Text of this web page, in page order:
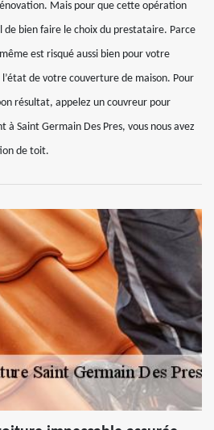
Mais pour que cette opération
bien faire le choix du prestataire. Parce
est risqué aussi bien pour votre
de votre couverture de maison. Pour
résultat, appelez un couvreur pour
Saint Germain Des Pres, vous nous avez
de toit.